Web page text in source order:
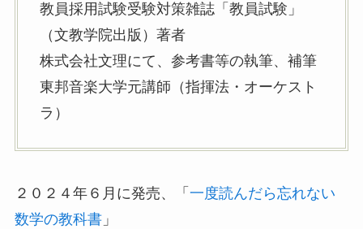
教員採用試験受験対策雑誌「教員試験」
（文教学院出版）著者
株式会社文理にて、参考書等の執筆、補筆
東邦音楽大学元講師（指揮法・オーケスト
ラ）
２０２４年６月に発売、「 一度読んだら忘れない
数学の教科書」